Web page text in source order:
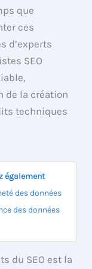
que
ces
d’experts
SEO
de la création
techniques
également
des données
des données
du SEO est la